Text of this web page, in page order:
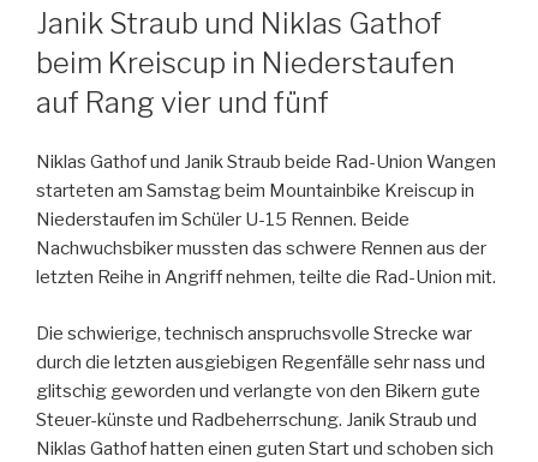
AM
Janik Straub und Niklas Gathof
beim Kreiscup in Niederstaufen
auf Rang vier und fünf
Niklas Gathof und Janik Straub beide Rad-Union Wangen
starteten am Samstag beim Mountainbike Kreiscup in
Niederstaufen im Schüler U-15 Rennen. Beide
Nachwuchsbiker mussten das schwere Rennen aus der
letzten Reihe in Angriff nehmen, teilte die Rad-Union mit.
Die schwierige, technisch anspruchsvolle Strecke war
durch die letzten ausgiebigen Regenfälle sehr nass und
glitschig geworden und verlangte von den Bikern gute
Steuer-künste und Radbeherrschung. Janik Straub und
Niklas Gathof hatten einen guten Start und schoben sich